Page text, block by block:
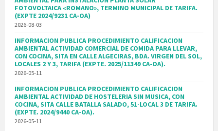
FOTOVOLTAICA «ROMANO», TERMINO MUNICIPAL DE TARIFA.
(EXPTE 2024/9231 CA-OA)
2026-08-03
INFORMACION PUBLICA PROCEDIMIENTO CALIFICACION
AMBIENTAL ACTIVIDAD COMERCIAL DE COMIDA PARA LLEVAR,
CON COCINA, SITA EN CALLE ALGECIRAS, BDA. VIRGEN DEL SOL,
LOCALES 2 Y 3, TARIFA (EXPTE. 2025/11349 CA-OA).
2026-05-11
INFORMACION PUBLICA PROCEDIMIENTO CALIFICACION
AMBIENTAL ACTIVIDAD DE HOSTELERIA SIN MUSICA, CON
COCINA, SITA CALLE BATALLA SALADO, 51-LOCAL 3 DE TARIFA.
(EXPTE. 2024/9440 CA-OA).
2026-05-11